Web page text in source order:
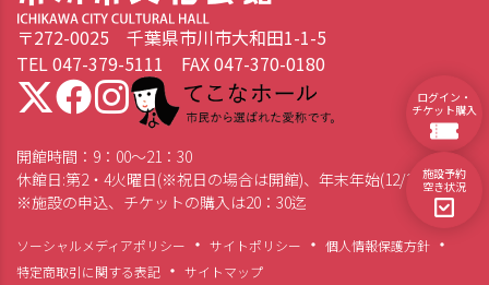
ログイン・
チケット購入
施設予約
空き状況
〒272-0025 千葉県市川市大和田1-1-5
TEL 047-379-5111 FAX 047-370-0180
てこなホール 市民から選ばれた愛称です。
開館時間：9：00～21：30
休館日:第2・4火曜日(※祝日の場合は開館)、年末年始(12/28～1/4)
※施設の申込、チケットの購入は20：30迄
ソーシャルメディアポリシー サイトポリシー
個人情報保護方針
特定商取引に関する表記
サイトマップ